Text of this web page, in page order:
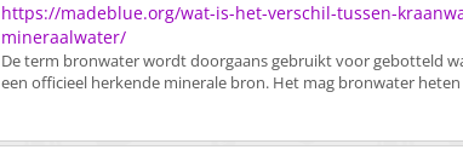
https://madeblue.org/wat-is-het-verschil-tussen-
mineraalwater/
De term bronwater wordt doorgaans gebruikt voor gebotteld
een officieel herkende minerale bron. Het mag bronwater heten